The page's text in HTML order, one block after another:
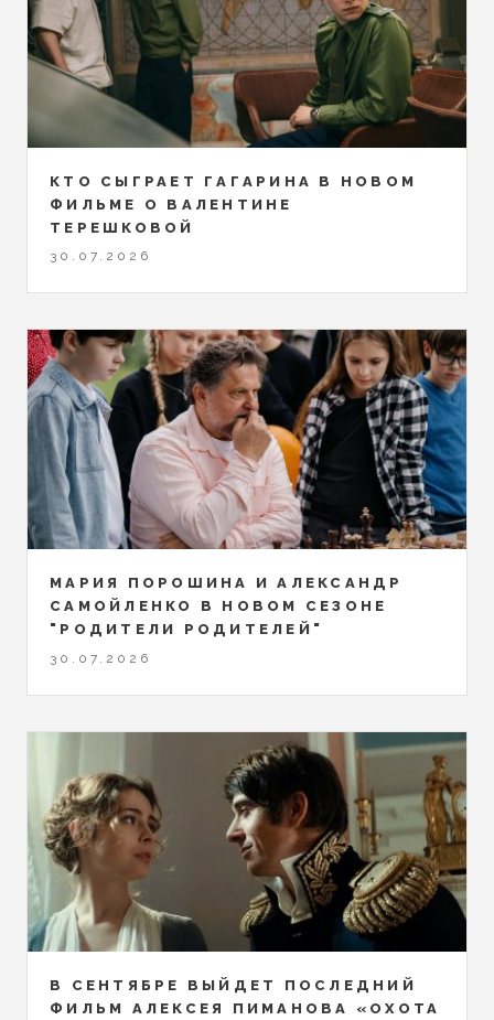
КТО СЫГРАЕТ ГАГАРИНА В НОВОМ
ФИЛЬМЕ О ВАЛЕНТИНЕ
ТЕРЕШКОВОЙ
30.07.2026
МАРИЯ ПОРОШИНА И АЛЕКСАНДР
САМОЙЛЕНКО В НОВОМ СЕЗОНЕ
"РОДИТЕЛИ РОДИТЕЛЕЙ"
30.07.2026
В СЕНТЯБРЕ ВЫЙДЕТ ПОСЛЕДНИЙ
ФИЛЬМ АЛЕКСЕЯ ПИМАНОВА «ОХОТА